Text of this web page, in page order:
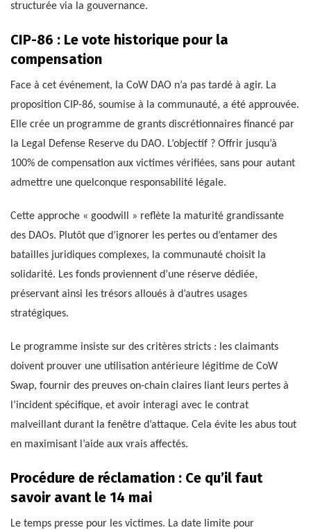
structurée via la gouvernance.
CIP-86 : Le vote historique pour la
compensation
Face à cet événement, la CoW DAO n’a pas tardé à agir. La
proposition CIP-86, soumise à la communauté, a été approuvée.
Elle crée un programme de grants discrétionnaires financé par
la Legal Defense Reserve du DAO. L’objectif ? Offrir jusqu’à
100% de compensation aux victimes vérifiées, sans pour autant
admettre une quelconque responsabilité légale.
Cette approche « goodwill » reflète la maturité grandissante
des DAOs. Plutôt que d’ignorer les pertes ou d’entamer des
batailles juridiques complexes, la communauté choisit la
solidarité. Les fonds proviennent d’une réserve dédiée,
préservant ainsi les trésors alloués à d’autres usages
stratégiques.
Le programme insiste sur des critères stricts : les claimants
doivent prouver une utilisation antérieure légitime de CoW
Swap, fournir des preuves on-chain claires liant leurs pertes à
l’incident spécifique, et avoir interagi avec le contrat
malveillant durant la fenêtre d’attaque. Cela évite les abus tout
en maximisant l’aide aux vrais affectés.
Procédure de réclamation : Ce qu’il faut
savoir avant le 14 mai
Le temps presse pour les victimes. La date limite pour